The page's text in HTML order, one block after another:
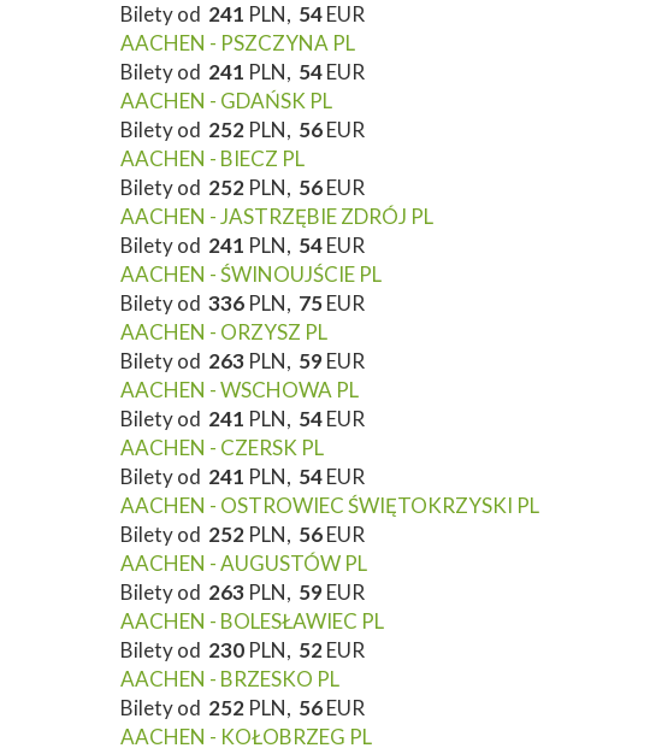
Bilety od 241 PLN, 54EUR
AACHEN - PSZCZYNA PL
Bilety od 241 PLN, 54EUR
AACHEN - GDAŃSK PL
Bilety od 252 PLN, 56EUR
AACHEN - BIECZ PL
Bilety od 252 PLN, 56EUR
AACHEN - JASTRZĘBIE ZDRÓJ PL
Bilety od 241 PLN, 54EUR
AACHEN - ŚWINOUJŚCIE PL
Bilety od 336 PLN, 75EUR
AACHEN - ORZYSZ PL
Bilety od 263 PLN, 59EUR
AACHEN - WSCHOWA PL
Bilety od 241 PLN, 54EUR
AACHEN - CZERSK PL
Bilety od 241 PLN, 54EUR
AACHEN - OSTROWIEC ŚWIĘTOKRZYSKI PL
Bilety od 252 PLN, 56EUR
AACHEN - AUGUSTÓW PL
Bilety od 263 PLN, 59EUR
AACHEN - BOLESŁAWIEC PL
Bilety od 230 PLN, 52EUR
AACHEN - BRZESKO PL
Bilety od 252 PLN, 56EUR
AACHEN - KOŁOBRZEG PL